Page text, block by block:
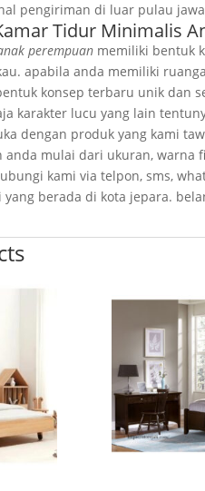
pengiriman di luar pulau
Tidur Minimalis
perempuan memiliki bentuk
apabila anda memiliki
konsep terbaru unik dan
karakter lucu yang lain
dengan produk yang kami
anda mulai dari ukuran, warna
kami via telpon, sms,
berada di kota jepara.